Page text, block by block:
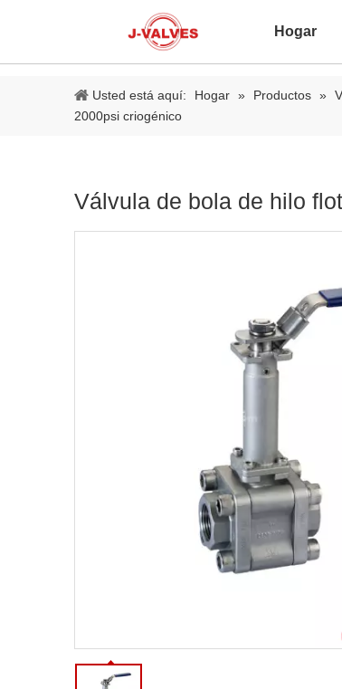
Hogar
Usted está aquí: Hogar » Productos »
2000psi criogénico
Válvula de bola de hilo